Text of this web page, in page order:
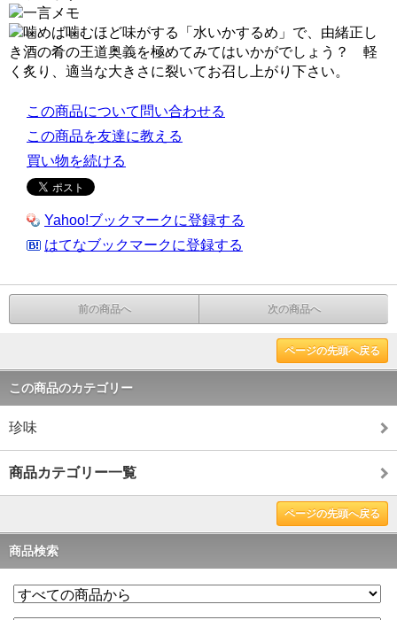
この商品について問い合わせる
この商品を友達に教える
買い物を続ける
Yahoo!ブックマークに登録する
はてなブックマークに登録する
前の商品へ 次の商品へ
ページの先頭へ戻る
この商品のカテゴリー
珍味
商品カテゴリー一覧
ページの先頭へ戻る
商品検索